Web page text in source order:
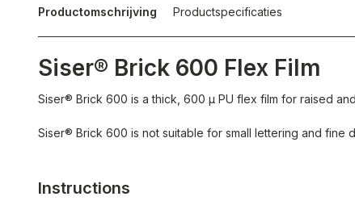
Productomschrijving Productspecificaties
Siser® Brick 600 Flex Film
Siser® Brick 600 is a thick, 600 µ PU flex film for raised
Siser® Brick 600 is not suitable for small lettering and fine
Instructions